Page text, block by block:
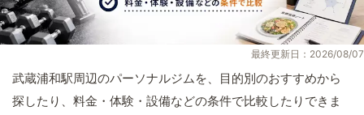
最終更新日：2026/08/07
武蔵浦和駅周辺のパーソナルジムを、目的別のおすすめから
探したり、料金・体験・設備などの条件で比較したりできま